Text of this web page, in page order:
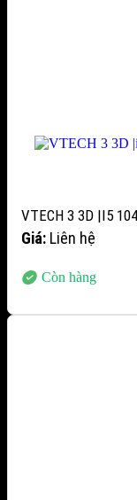
VTECH 3 3D |I5
Giá: Liên hệ
Còn hàng